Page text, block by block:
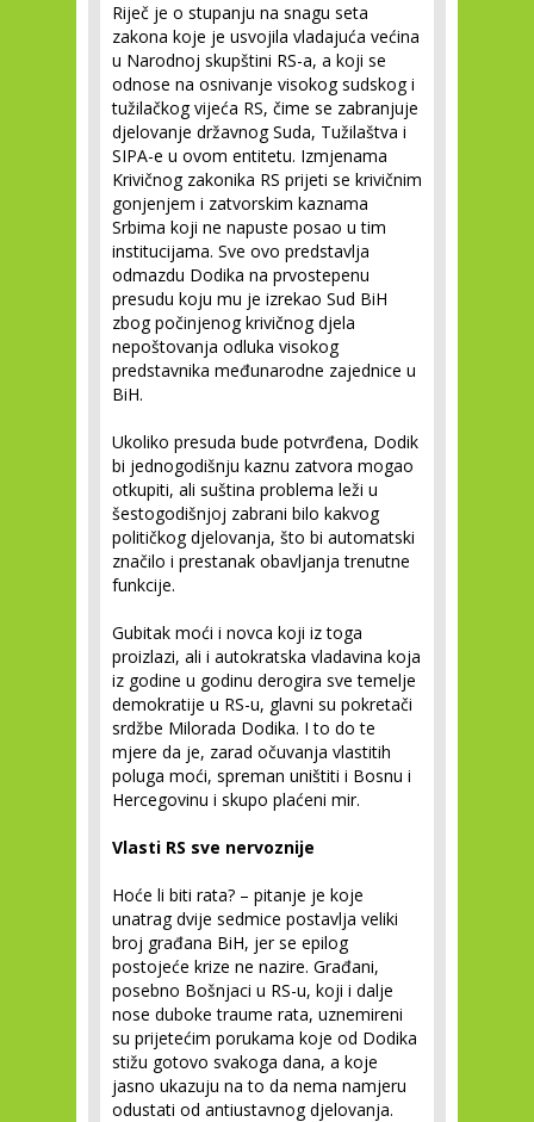
Riječ je o stupanju na snagu seta
zakona koje je usvojila vladajuća većina
u Narodnoj skupštini RS-a, a koji se
odnose na osnivanje visokog sudskog i
tužilačkog vijeća RS, čime se zabranjuje
djelovanje državnog Suda, Tužilaštva i
SIPA-e u ovom entitetu. Izmjenama
Krivičnog zakonika RS prijeti se krivičnim
gonjenjem i zatvorskim kaznama
Srbima koji ne napuste posao u tim
institucijama. Sve ovo predstavlja
odmazdu Dodika na prvostepenu
presudu koju mu je izrekao Sud BiH
zbog počinjenog krivičnog djela
nepoštovanja odluka visokog
predstavnika međunarodne zajednice u
BiH.
Ukoliko presuda bude potvrđena, Dodik
bi jednogodišnju kaznu zatvora mogao
otkupiti, ali suština problema leži u
šestogodišnjoj zabrani bilo kakvog
političkog djelovanja, što bi automatski
značilo i prestanak obavljanja trenutne
funkcije.
Gubitak moći i novca koji iz toga
proizlazi, ali i autokratska vladavina koja
iz godine u godinu derogira sve temelje
demokratije u RS-u, glavni su pokretači
srdžbe Milorada Dodika. I to do te
mjere da je, zarad očuvanja vlastitih
poluga moći, spreman uništiti i Bosnu i
Hercegovinu i skupo plaćeni mir.
Vlasti RS sve nervoznije
Hoće li biti rata? – pitanje je koje
unatrag dvije sedmice postavlja veliki
broj građana BiH, jer se epilog
postojeće krize ne nazire. Građani,
posebno Bošnjaci u RS-u, koji i dalje
nose duboke traume rata, uznemireni
su prijetećim porukama koje od Dodika
stižu gotovo svakoga dana, a koje
jasno ukazuju na to da nema namjeru
odustati od antiustavnog djelovanja.